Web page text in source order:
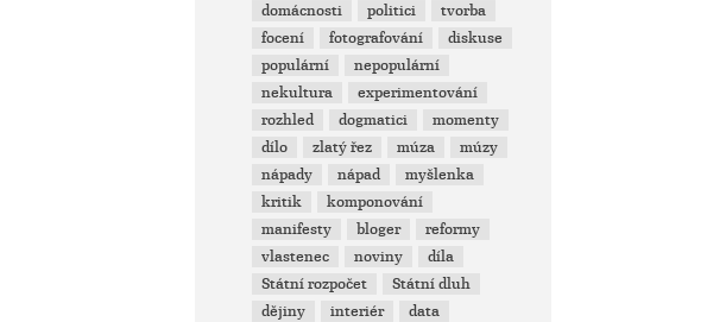
domácnosti
politici
tvorba
focení
fotografování
diskuse
populární
nepopulární
nekultura
experimentování
rozhled
dogmatici
momenty
dílo
zlatý řez múza
múzy
nápady
nápad
myšlenka
kritik
komponování
manifesty
bloger
reformy
vlastenec
noviny
díla
Státní rozpočet
Státní dluh
dějiny
interiér
data